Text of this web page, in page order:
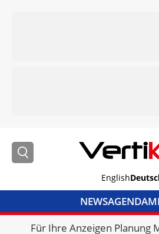
English
NEWSAGENDA
Für Ihre Anzeigen Planung